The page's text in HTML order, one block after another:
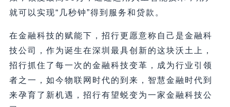
就可以实现“几秒钟”得到服务和贷款。
在金融科技的赋能下，招行更愿意称自己是金融科
技公司，作为诞生在深圳最具创新的这块沃土上，
招行抓住了每一次的金融科技变革，成为行业引领
者之一，如今物联网时代的到来，智慧金融时代到
来孕育了新机遇，招行有望蜕变为一家金融科技公